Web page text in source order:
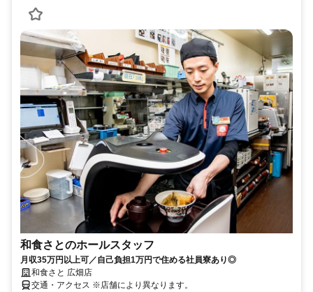
和食さとのホールスタッフ
月収35万円以上可／自己負担1万円で住める社員寮あり◎
和食さと 広畑店
交通・アクセス ※店舗により異なります。